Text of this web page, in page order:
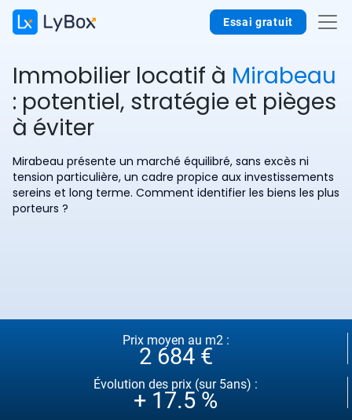
Essai gratuit
Immobilier locatif à Mirabeau
: potentiel, stratégie et pièges
à éviter
Mirabeau présente un marché équilibré, sans excès ni
tension particulière, un cadre propice aux investissements
sereins et long terme. Comment identifier les biens les plus
porteurs ?
Prix moyen au m2 :
2 684 €
Évolution des prix (sur 5ans) :
+ 17.5 %